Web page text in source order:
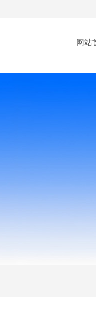
网站